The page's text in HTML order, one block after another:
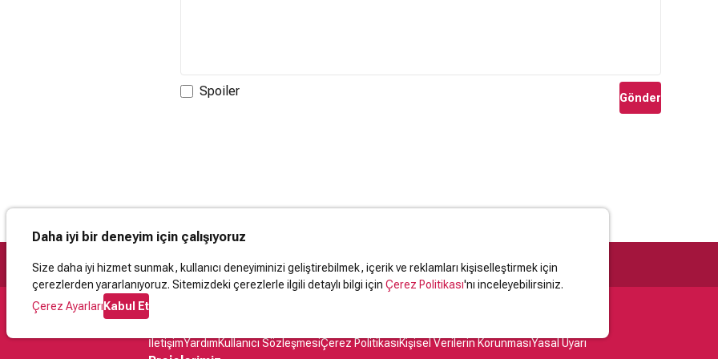
Spoiler Gönder
Daha iyi bir deneyim için çalışıyoruz
Size daha iyi hizmet sunmak, kullanıcı deneyiminizi geliştirebilmek, içerik ve reklamları kişiselleştirmek için
çerezlerden yararlanıyoruz. Sitemizdeki çerezlerle ilgili detaylı bilgi için Çerez Politikası'nı inceleyebilirsiniz.
Çerez AyarlarıKabul Et
Destek
İletişimYardımKullanıcı SözleşmesiÇerez PolitikasıKişisel Verilerin KorunmasıYasal Uyarı